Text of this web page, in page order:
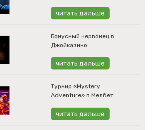
читать дальше
Бонусный червонец в
Джойказино
читать дальше
Турнир «Mystery
Adventure» в Мелбет
читать дальше